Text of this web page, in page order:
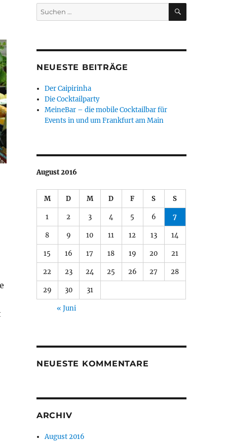
Suche
nach:
SUCHEN
NEUESTE BEITRÄGE
Der Caipirinha
Die Cocktailparty
MeineBar – die mobile Cocktailbar für
Events in und um Frankfurt am Main
August 2016
M D M D F S S
1 2 3 4 5 6 7
8 9 10 11 12 13 14
15 16 17 18 19 20 21
22 23 24 25 26 27 28
29 30 31
« Juni
NEUESTE KOMMENTARE
ARCHIV
August 2016